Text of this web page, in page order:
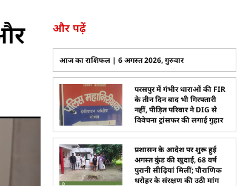
और पढ़ें
आज का राशिफल | 6 अगस्त 2026, गुरुवार
परसपुर में गंभीर धाराओं की FIR
के तीन दिन बाद भी गिरफ्तारी
नहीं, पीड़ित परिवार ने DIG से
विवेचना ट्रांसफर की लगाई गुहार
प्रशासन के आदेश पर शुरू हुई
अगस्त कुंड की खुदाई, 68 वर्ष
पुरानी सीढ़ियां मिलीं; पौराणिक
धरोहर के संरक्षण की उठी मांग